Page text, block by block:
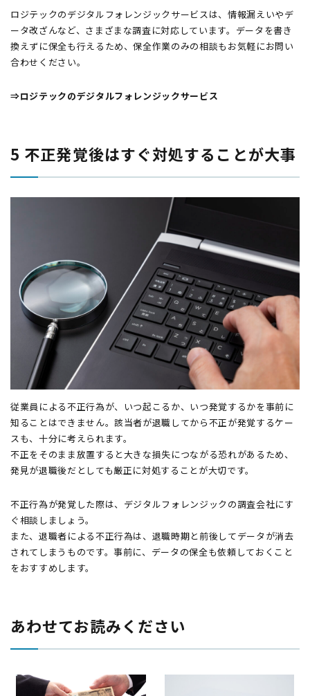
ロジテックのデジタルフォレンジックサービスは、情報漏えいやデ
ータ改ざんなど、さまざまな調査に対応しています。データを書き
換えずに保全も行えるため、保全作業のみの相談もお気軽にお問い
合わせください。
⇒ロジテックのデジタルフォレンジックサービス
5 不正発覚後はすぐ対処することが大事
従業員による不正行為が、いつ起こるか、いつ発覚するかを事前に
知ることはできません。該当者が退職してから不正が発覚するケー
スも、十分に考えられます。
不正をそのまま放置すると大きな損失につながる恐れがあるため、
発見が退職後だとしても厳正に対処することが大切です。
不正行為が発覚した際は、デジタルフォレンジックの調査会社にす
ぐ相談しましょう。
また、退職者による不正行為は、退職時期と前後してデータが消去
されてしまうものです。事前に、データの保全も依頼しておくこと
をおすすめします。
あわせてお読みください